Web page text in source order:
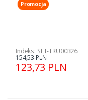
Promocja
Indeks: SET-TRU00326
123,73 PLN
154,53 PLN